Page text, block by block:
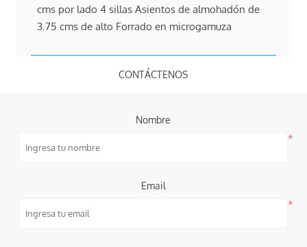
cms por lado 4 sillas Asientos de almohadón de
3.75 cms de alto Forrado en microgamuza
CONTÁCTENOS
Nombre
*
Email
*